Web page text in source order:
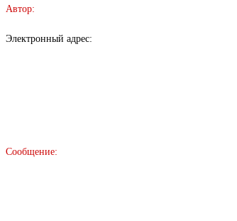
Автор:
Электронный адрес:
Сообщение: